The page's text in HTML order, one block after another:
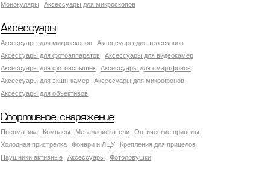
Монокуляры
Аксессуары для микроскопов
Аксессуары
Аксессуары для микроскопов
Аксессуары для телескопов
Аксессуары для фотоаппаратов
Аксессуары для видеокамер
Аксессуары для фотовспышек
Аксессуары для смартфонов
Аксессуары для экшн-камер
Аксессуары для микрофонов
Аксессуары для объективов
Спортивное снаряжение
Пневматика Компасы Металлоискатели
Оптические прицелы
Холодная пристрелка
Фонари и ЛЦУ
Крепления для прицелов
Наушники активные
Аксессуары Фотоловушки